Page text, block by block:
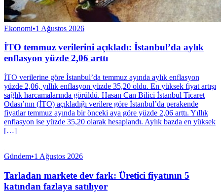
Ekonomi•1 Ağustos 2026
İTO temmuz verilerini açıkladı: İstanbul’da aylık
enflasyon yüzde 2,06 arttı
İTO verilerine göre İstanbul’da temmuz ayında aylık enflasyon
yüzde 2,06, yıllık enflasyon yüzde 35,20 oldu. En yüksek fiyat artışı
sağlık harcamalarında görüldü. Hasan Can Bilici İstanbul Ticaret
Odası’nın (İTO) açıkladığı verilere göre İstanbul’da perakende
fiyatlar temmuz ayında bir önceki aya göre yüzde 2,06 arttı. Yıllık
enflasyon ise yüzde 35,20 olarak hesaplandı. Aylık bazda en yüksek
[…]
Gündem•1 Ağustos 2026
Tarladan markete dev fark: Üretici fiyatının 5
katından fazlaya satılıyor